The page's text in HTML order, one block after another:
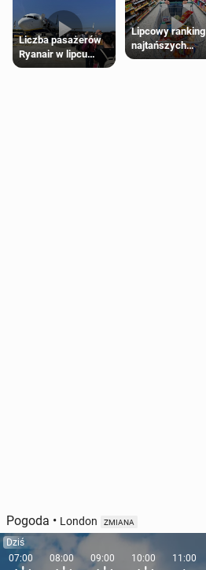
Liczba pasażerów
Ryanair w lipcu
pobiła rekord
Lipcowy ranking
najtańszych
supermarketów
Pogoda • London ZMIANA
Dziś
07:00
08:00 09:00 10:00 11:00